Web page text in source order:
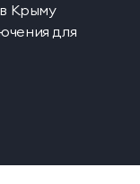
Крыму
для